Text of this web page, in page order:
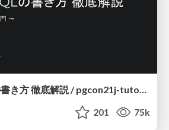
実際に使うSQLの書き方 徹底解説 / pgcon21j-tutorial
201 75k